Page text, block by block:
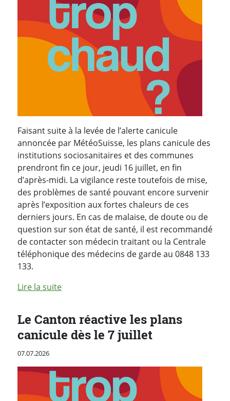
Faisant suite à la levée de l’alerte canicule
annoncée par MétéoSuisse, les plans canicule des
institutions sociosanitaires et des communes
prendront fin ce jour, jeudi 16 juillet, en fin
d’après-midi. La vigilance reste toutefois de mise,
des problèmes de santé pouvant encore survenir
après l’exposition aux fortes chaleurs de ces
derniers jours. En cas de malaise, de doute ou de
question sur son état de santé, il est recommandé
de contacter son médecin traitant ou la Centrale
téléphonique des médecins de garde au 0848 133
133.
Lire la suitede l'article "Levée des plans canicule "
Le Canton réactive les plans
canicule dès le 7 juillet
Publié le
07.07.2026